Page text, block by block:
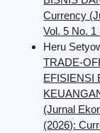
Currency
Vol. 5 No.
Heru
TRADE-
EFISIENSI
(Jurnal
(2026):